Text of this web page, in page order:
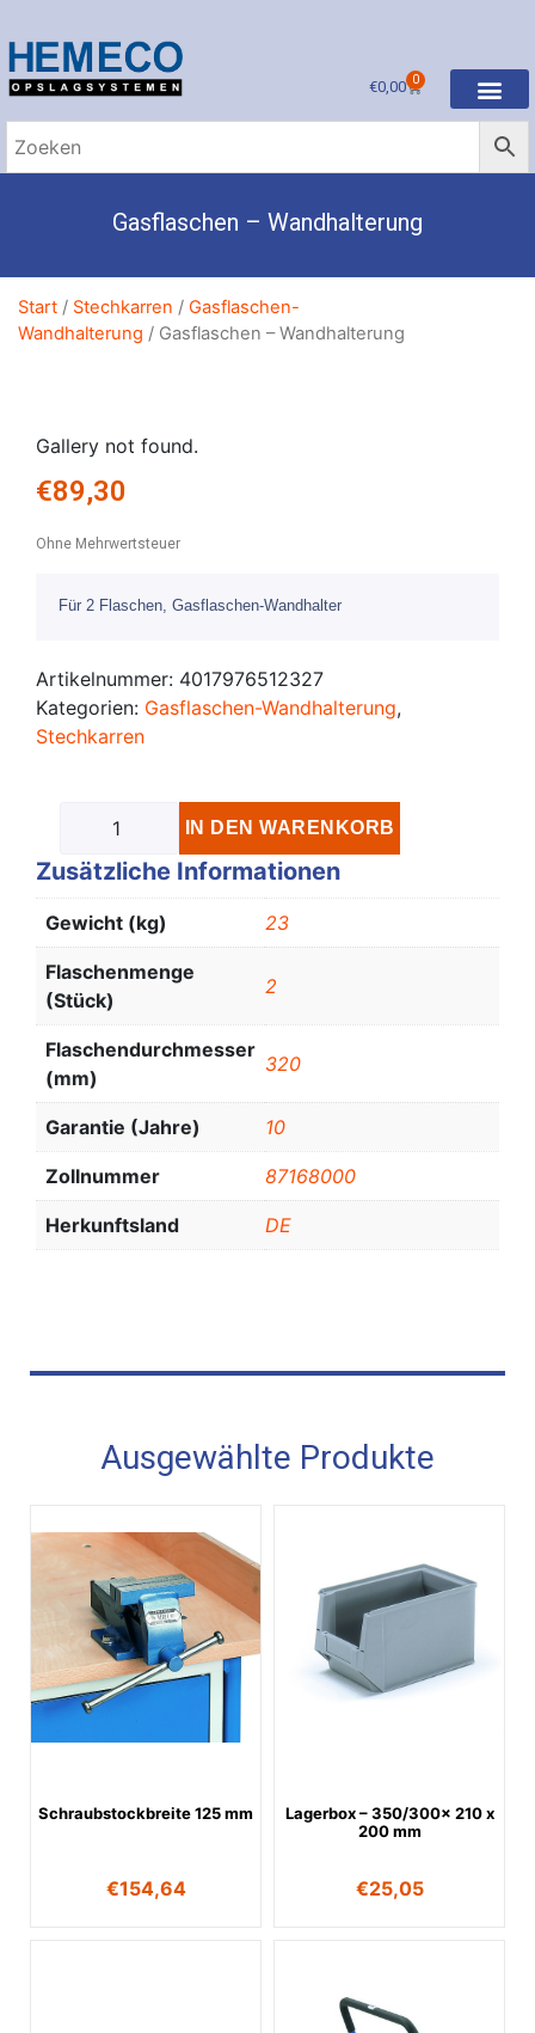
€0,00 0
Gasflaschen – Wandhalterung
Start / Stechkarren / Gasflaschen-
Wandhalterung / Gasflaschen – Wandhalterung
Gallery not found.
€89,30
Ohne Mehrwertsteuer
Für 2 Flaschen, Gasflaschen-Wandhalter
Artikelnummer: 4017976512327
Kategorien: Gasflaschen-Wandhalterung,
Stechkarren
IN DEN WARENKORB
Zusätzliche Informationen
Gewicht (kg) 23
Flaschenmenge
(Stück)
2
Flaschendurchmesser
(mm)
320
Garantie (Jahre) 10
Zollnummer 87168000
Herkunftsland DE
Ausgewählte Produkte
Schraubstockbreite 125 mm
€154,64
Lagerbox – 350/300x 210 x
200 mm
€25,05